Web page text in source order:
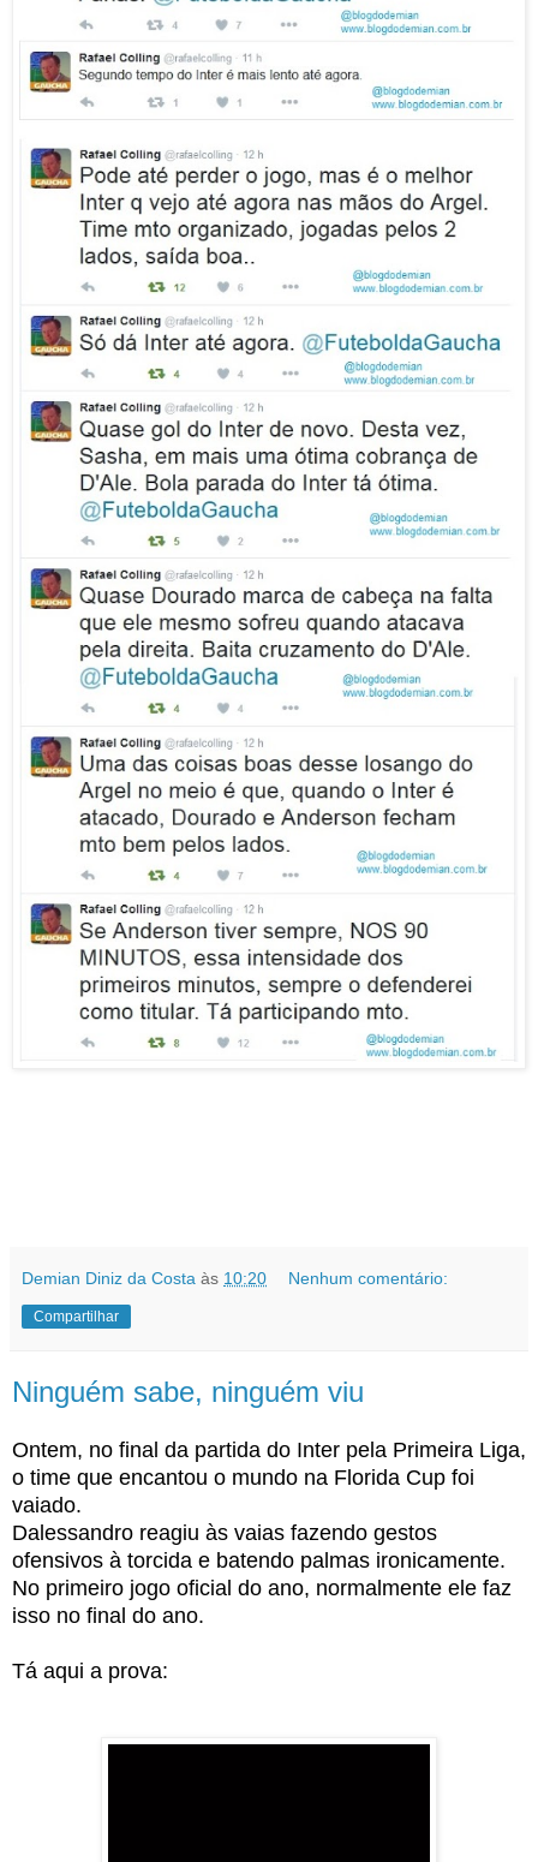
Demian Diniz da Costa às 10:20 Nenhum comentário:
Compartilhar
Ninguém sabe, ninguém viu
Ontem, no final da partida do Inter pela Primeira Liga,
o time que encantou o mundo na Florida Cup foi
vaiado.
Dalessandro reagiu às vaias fazendo gestos
ofensivos à torcida e batendo palmas ironicamente.
No primeiro jogo oficial do ano, normalmente ele faz
isso no final do ano.
Tá aqui a prova: